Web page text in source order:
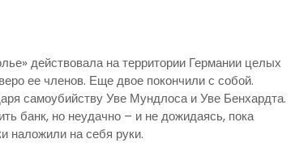
действовала на территории Германии целых
ее членов. Еще двое покончили с собой.
самоубийству Уве Мундлоса и Уве Бенхардта.
банк, но неудачно – и не дожидаясь, пока
наложили на себя руки.